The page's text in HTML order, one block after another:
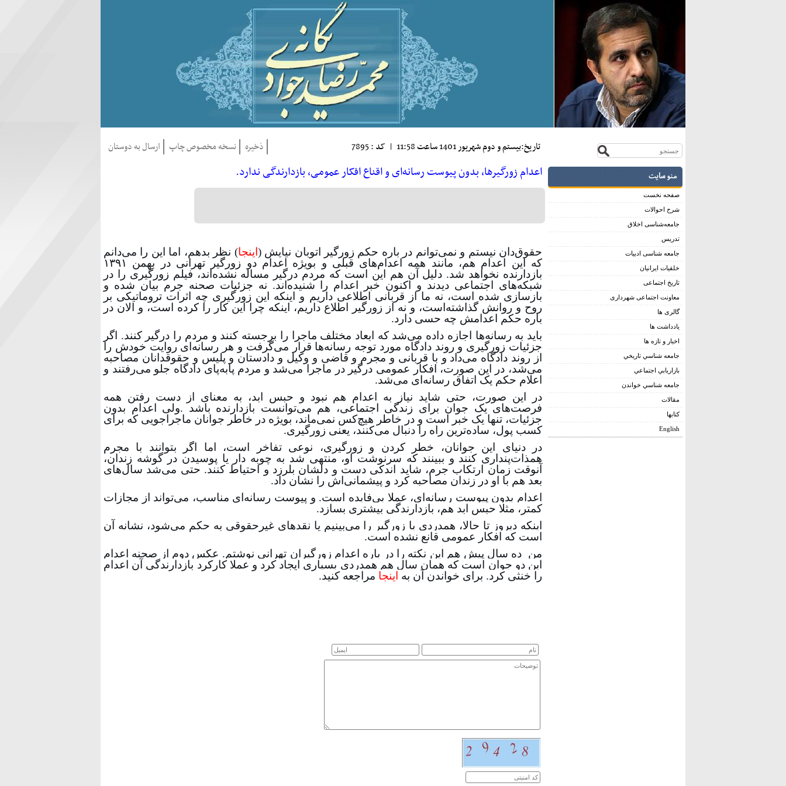
منو سایت
صفحه نخست
شرح احوالات
جامعه‌شناسی اخلاق
تدریس
جامعه شناسی ادبیات
خلقیات ایرانیان
تاریخ اجتماعی
معاونت اجتماعی شهرداری
گالری ها
يادداشت ها
اخبار و تازه ها
جامعه شناسي تاريخي
بازاريابي اجتماعي
جامعه شناسي خواندن
مقالات
کتابها
English
تاريخ:بيستم و دوم شهريور 1401 ساعت 11:58 | کد : 7895 ذخيره نسخه مخصوص چاپ ارسال به دوستان
اعدام زورگیرها، بدون پیوست رسانه‌ای و اقناع افکار عمومی، بازدارندگی ندارد.
حقوق‌دان نیستم و نمی‌توانم در باره حکم زورگیر اتوبان نیایش ( اینجا) نظر بدهم، اما این را می‌دانم
که این اعدام هم، مانند همه اعدام‌های قبلی و بویژه اعدام دو زورگیر تهرانی در بهمن ۱۳۹۱
بازدارنده نخواهد شد. دلیل آن هم این است که مردم درگیر مساله نشده‌اند، فیلم زورگیری را در
شبکه‌های اجتماعی دیدند و اکنون خبر اعدام را شنیده‌اند. نه جزئیات صحنه جرم بیان شده و
بازسازی شده است، نه ما از قربانی اطلاعی داریم و اینکه این زورگیری چه اثرات تروماتیکی بر
روح و روانش گذاشته‌است، و نه از زورگیر اطلاع داریم، اینکه چرا این کار را کرده است، و الان در
باره حکم اعدامش چه حسی دارد.
باید به رسانه‌ها اجازه داده می‌شد که ابعاد مختلف ماجرا را برجسته‌ کنند و مردم را درگیر کنند. اگر
جزئیات زورگیری و روند دادگاه مورد توجه رسانه‌ها قرار می‌گرفت و هر رسانه‌ای روایت خودش را
از روند دادگاه می‌داد و با قربانی و مجرم و قاضی و وکیل و دادستان و پلیس و حقوقدانان مصاحبه
می‌شد،‌ در این صورت، افکار عمومی درگیر در ماجرا می‌شد و مردم پابه‌پای دادگاه جلو می‌رفتند و
اعلام حکم یک اتفاق رسانه‌ای می‌شد.
در این صورت، حتی شاید نیاز به اعدام هم نبود و حبس ابد، به معنای از دست رفتن همه
فرصت‌های یک جوان برای زندگی اجتماعی، هم می‌توانست بازدارنده باشد .ولی اعدام بدون
جزئیات، تنها یک خبر است و در خاطر هیچ‌کس نمی‌ماند، بویژه در خاطر جوانان ماجراجویی که برای
کسب پول،‌ ساده‌ترین راه را دنبال می‌کنند،‌ یعنی زورگیری.
در دنیای این جوانان، خطر کردن و زورگیری، نوعی تفاخر است، اما اگر بتوانند با مجرم
همذات‌پنداری کنند و ببینند که سرنوشت او،‌ منتهی شد به چوبه دار یا پوسیدن در گوشه زندان،
آنوقت زمان ارتکاب جرم،‌ شاید اندکی دست و دلشان بلرزد و احتیاط کنند. حتی می‌شد سال‌های
بعد هم با او در زندان مصاحبه کرد و پیشمانی‌اش را نشان داد.
اعدام بدون پیوست رسانه‌ای، عملا بی‌فایده است. و پیوست رسانه‌ای مناسب، می‌تواند از مجازات‌
کمتر، مثلا حبس ابد هم، بازدارندگی بیشتری بسازد.
اینکه دیروز تا حالا، همدردی با زورگیر را می‌بینیم یا نقدهای غیرحقوقی به حکم‌ می‌شود، نشانه آن
است که افکار عمومی قانع نشده است.
من ده سال پیش هم این نکته را در باره اعدام زورگیران تهرانی نوشتم. عکس دوم از صحنه اعدام
این دو جوان است که همان‌ سال هم همدردی بسیاری ایجاد کرد و عملا کارکرد بازدارندگی آن اعدام
را خنثی کرد. برای خواندن آن به اینجا مراجعه کنید.